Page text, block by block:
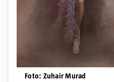
Foto: Zuhair Murad